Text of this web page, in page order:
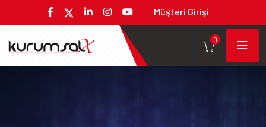
Müşteri Girişi
0